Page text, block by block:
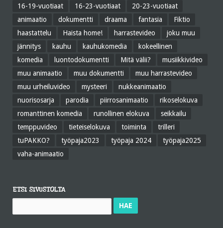
16-19-vuotiaat
16-23-vuotiaat
20-23-vuotiaat
animaatio
dokumentti draama fantasia
Fiktio
haastattelu
Haista home! harrastevideo
joku muu
jännitys
kauhu kauhukomedia
kokeellinen
komedia
luontodokumentti Mitä välii?
musiikkivideo
muu animaatio
muu dokumentti
muu harrastevideo
muu urheiluvideo
mysteeri
nukkeanimaatio
nuorisosarja
parodia piirrosanimaatio
rikoselokuva
romanttinen komedia
runollinen elokuva
seikkailu
temppuvideo
tieteiselokuva toiminta
trilleri
tuPAKKO?
työpaja2023 työpaja 2024
työpaja2025
vaha-animaatio
ETSI SIVUSTOLTA